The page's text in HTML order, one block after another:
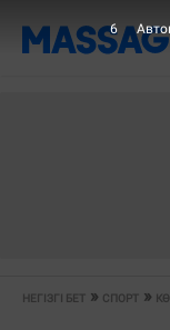
НЕГІЗГІ БЕТ СПОРТ
6